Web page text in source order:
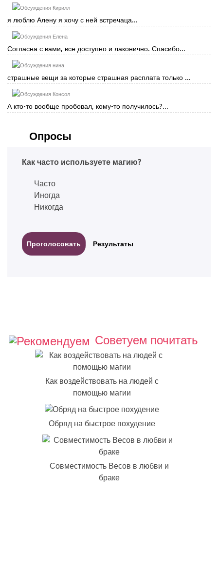
Кирилл
я люблю Алену я хочу с ней встречаца...
Елена
Согласна с вами, все доступно и лаконично. Спасибо...
нина
страшные вещи за которые страшная расплата только ...
Консол
А кто-то вообще пробовал, кому-то получилось?...
Опросы
Как часто используете магию?
Часто
Иногда
Никогда
Результаты
Советуем почитать
Как воздействовать на людей с
помощью магии
Обряд на быстрое похудение
Совместимость Весов в любви и
браке